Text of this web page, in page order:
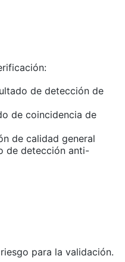
de detección de
de coincidencia de
de calidad general
de detección anti-
para la validación.